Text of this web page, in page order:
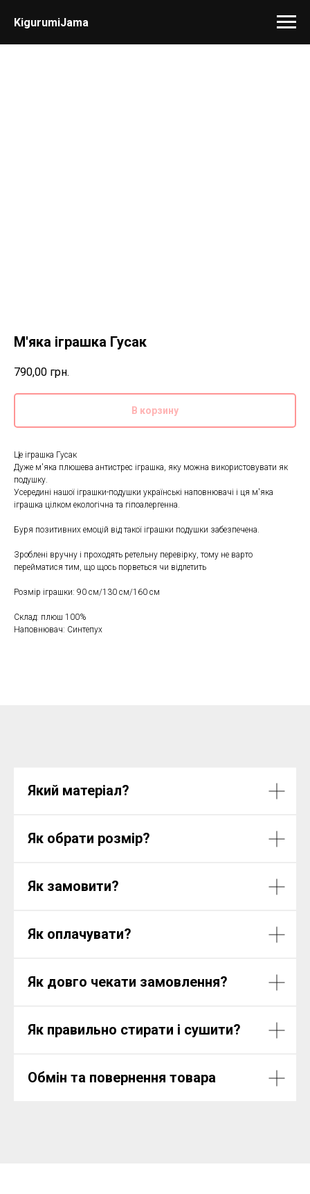
KigurumiJama
М'яка іграшка Гусак
790,00 грн.
В корзину
Це іграшка Гусак
Дуже м'яка плюшева антистрес іграшка, яку можна використовувати як
подушку.
Усередині нашої іграшки-подушки українські наповнювачі і ця м'яка
іграшка цілком екологічна та гіпоалергенна.
Буря позитивних емоцій від такої іграшки подушки забезпечена.
Зроблені вручну і проходять ретельну перевірку, тому не варто
перейматися тим, що щось порветься чи відлетить
Розмір іграшки: 90 см/130 см/160 см
Склад: плюш 100%
Наповнювач: Синтепух
Який матеріал?
Як обрати розмір?
Як замовити?
Як оплачувати?
Як довго чекати замовлення?
Як правильно стирати і сушити?
Обмін та повернення товара